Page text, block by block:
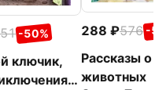
-50%
ключик,
288 576 -
Рассказы о
животных